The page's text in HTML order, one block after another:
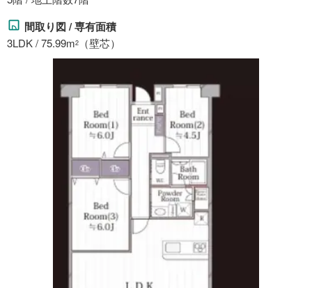
間取り図 / 専有面積
3LDK / 75.99m2 （壁芯）